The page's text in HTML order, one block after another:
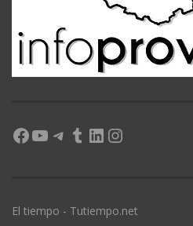
Facebook
YouTube
Telegram
Tumblr
LinkedIn
Instagram
El tiempo - Tutiempo.net